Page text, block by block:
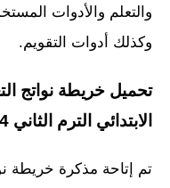
والتعلم والأدوات
وكذلك أدوات التقويم.
تحميل خريطة نواتج
الابتدائي الترم الثاني 2024
تم إتاحة مذكرة خريطة